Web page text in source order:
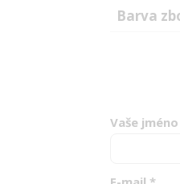
Barva
Vaše jméno